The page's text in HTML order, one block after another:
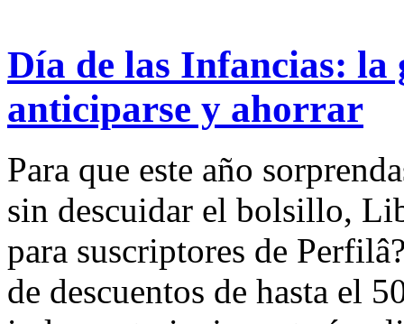
Día de las Infancias:
anticiparse y ahorrar
Para que este año
sin descuidar el bolsillo,
para suscriptores de
de descuentos de hasta el